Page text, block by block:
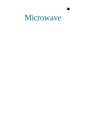
Microwave